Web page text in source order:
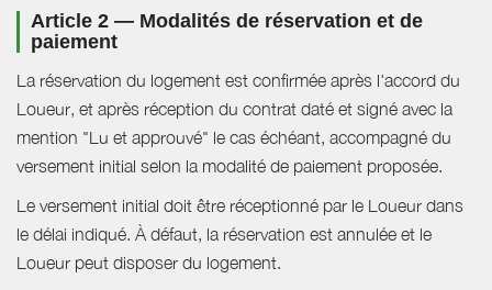
Article 2 — Modalités de réservation et de
paiement
La réservation du logement est confirmée après l'accord du
Loueur, et après réception du contrat daté et signé avec la
mention "Lu et approuvé" le cas échéant, accompagné du
versement initial selon la modalité de paiement proposée.
Le versement initial doit être réceptionné par le Loueur dans
le délai indiqué. À défaut, la réservation est annulée et le
Loueur peut disposer du logement.